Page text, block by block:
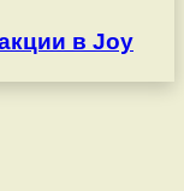
в Joy